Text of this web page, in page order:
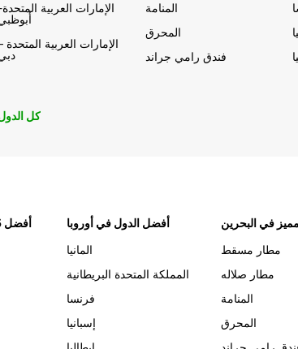
الإمارات العربية
الإمارات العربية المتحدة
المنامة
المحرق
فندق رامي جراند
كل
أفضل 5 مواقع في المنامة
أفضل الدول في أوروبا
المانيا
المملكة المتحدة البريطانية
فرنسا
إسبانيا
في البحرين
مطار مسقط
مطار صلاله
المنامة
المحرق